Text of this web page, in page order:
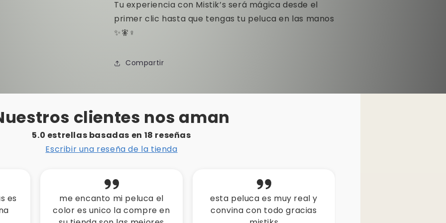
Tu experiencia con Mistik’s será mágica desde el
primer clic hasta que tengas tu peluca en las manos
✨🧚♀️
Compartir
clientes nos aman
5.0 estrellas basadas en 18 reseñas
Escribir una reseña de la tienda
el
en
esta peluca es muy real y
convina con todo gracias
mistiks me encanta una
peluca super real hasta